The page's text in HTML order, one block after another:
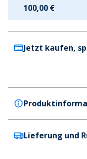
100,00 €
Jetzt kaufen,
Crocs
Lieferung und